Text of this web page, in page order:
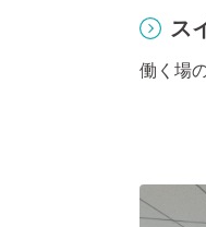
ス
働く場